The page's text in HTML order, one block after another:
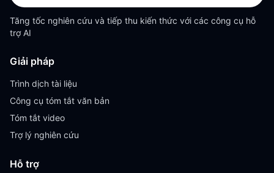
Tăng tốc nghiên cứu và tiếp thu kiến thức với các công cụ hỗ
trợ AI
Giải pháp
Trình dịch tài liệu
Công cụ tóm tắt văn bản
Tóm tắt video
Trợ lý nghiên cứu
Hỗ trợ